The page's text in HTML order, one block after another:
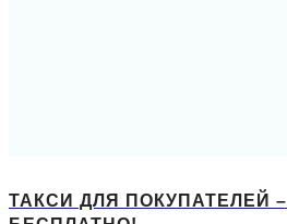
ТАКСИ ДЛЯ ПОКУПАТЕЛЕЙ –